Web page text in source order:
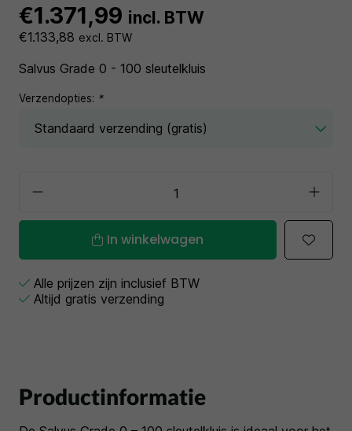
€1.371,99 incl. BTW
€1.133,88 excl. BTW
Salvus Grade 0 - 100 sleutelkluis
Verzendopties: *
In winkelwagen
Alle prijzen zijn inclusief BTW
Altijd gratis verzending
Productinformatie